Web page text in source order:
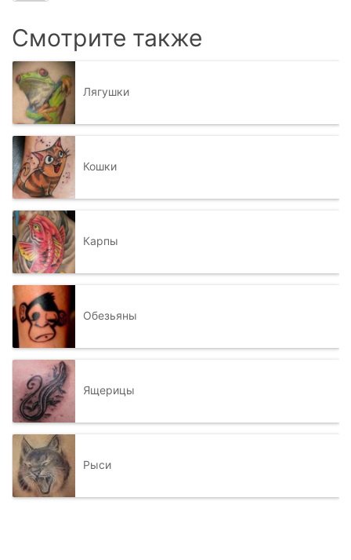
Смотрите также
Лягушки
Кошки
Карпы
Обезьяны
Ящерицы
Рыси